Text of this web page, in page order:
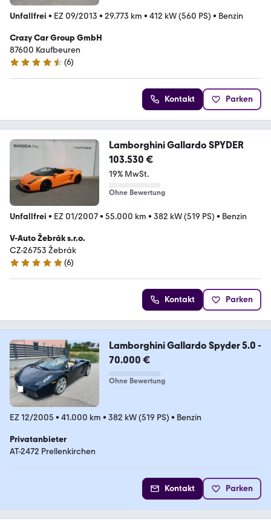
Unfallfrei • EZ 09/2013 • 29.773 km • 412 kW (560 PS) • Benzin
Crazy Car Group GmbH
87600 Kaufbeuren
4.5 Sterne
(6)
Kontakt Parken
Lamborghini Gallardo SPYDER
103.530 €
19% MwSt.
Ohne Bewertung
Unfallfrei • EZ 01/2007• 55.000 km • 382 kW (519 PS) • Benzin
V-Auto Žebrák s.r.o.
CZ-26753 Žebrák
5 Sterne
(6)
Kontakt Parken
Lamborghini Gallardo Spyder 5.0 -
70.000 €
Ohne Bewertung
EZ 12/2005 • 41.000 km • 382 kW (519 PS) • Benzin
Privatanbieter
AT-2472 Prellenkirchen
Kontakt Parken